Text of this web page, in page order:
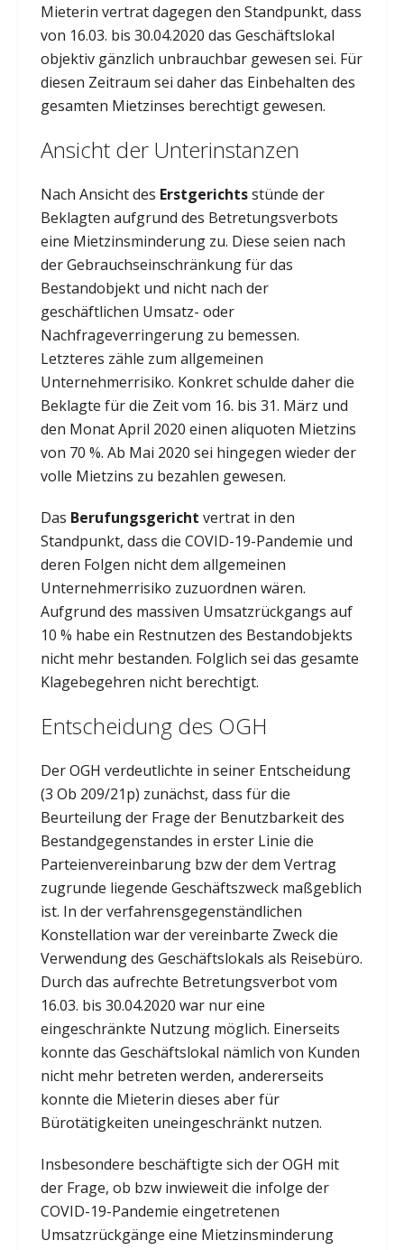
Mieterin vertrat dagegen den Standpunkt, dass
von 16.03. bis 30.04.2020 das Geschäftslokal
objektiv gänzlich unbrauchbar gewesen sei. Für
diesen Zeitraum sei daher das Einbehalten des
gesamten Mietzinses berechtigt gewesen.
Ansicht der Unterinstanzen
Nach Ansicht des Erstgerichtsstünde der
Beklagten aufgrund des Betretungsverbots
eine Mietzinsminderung zu. Diese seien nach
der Gebrauchseinschränkung für das
Bestandobjekt und nicht nach der
geschäftlichen Umsatz- oder
Nachfrageverringerung zu bemessen.
Letzteres zähle zum allgemeinen
Unternehmerrisiko. Konkret schulde daher die
Beklagte für die Zeit vom 16. bis 31. März und
den Monat April 2020 einen aliquoten Mietzins
von 70 %. Ab Mai 2020 sei hingegen wieder der
volle Mietzins zu bezahlen gewesen.
Das Berufungsgericht vertrat in den
Standpunkt, dass die COVID-19-Pandemie und
deren Folgen nicht dem allgemeinen
Unternehmerrisiko zuzuordnen wären.
Aufgrund des massiven Umsatzrückgangs auf
10 % habe ein Restnutzen des Bestandobjekts
nicht mehr bestanden. Folglich sei das gesamte
Klagebegehren nicht berechtigt.
Entscheidung des OGH
Der OGH verdeutlichte in seiner Entscheidung
(3 Ob 209/21p) zunächst, dass für die
Beurteilung der Frage der Benutzbarkeit des
Bestandgegenstandes in erster Linie die
Parteienvereinbarung bzw der dem Vertrag
zugrunde liegende Geschäftszweck maßgeblich
ist. In der verfahrensgegenständlichen
Konstellation war der vereinbarte Zweck die
Verwendung des Geschäftslokals als Reisebüro.
Durch das aufrechte Betretungsverbot vom
16.03. bis 30.04.2020 war nur eine
eingeschränkte Nutzung möglich. Einerseits
konnte das Geschäftslokal nämlich von Kunden
nicht mehr betreten werden, andererseits
konnte die Mieterin dieses aber für
Bürotätigkeiten uneingeschränkt nutzen.
Insbesondere beschäftigte sich der OGH mit
der Frage, ob bzw inwieweit die infolge der
COVID-19-Pandemie eingetretenen
Umsatzrückgänge eine Mietzinsminderung